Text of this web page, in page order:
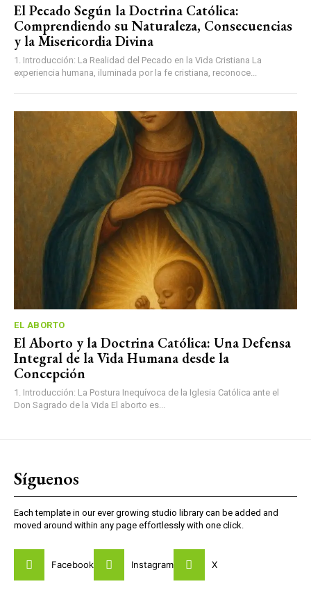
El Pecado Según la Doctrina Católica:
Comprendiendo su Naturaleza, Consecuencias
y la Misericordia Divina
1. Introducción: La Realidad del Pecado en la Vida Cristiana La
experiencia humana, iluminada por la fe cristiana, reconoce...
EL ABORTO
El Aborto y la Doctrina Católica: Una Defensa
Integral de la Vida Humana desde la
Concepción
1. Introducción: La Postura Inequívoca de la Iglesia Católica ante el
Don Sagrado de la Vida El aborto es...
Síguenos
Each template in our ever growing studio library can be added and
moved around within any page effortlessly with one click.
Facebook Instagram X